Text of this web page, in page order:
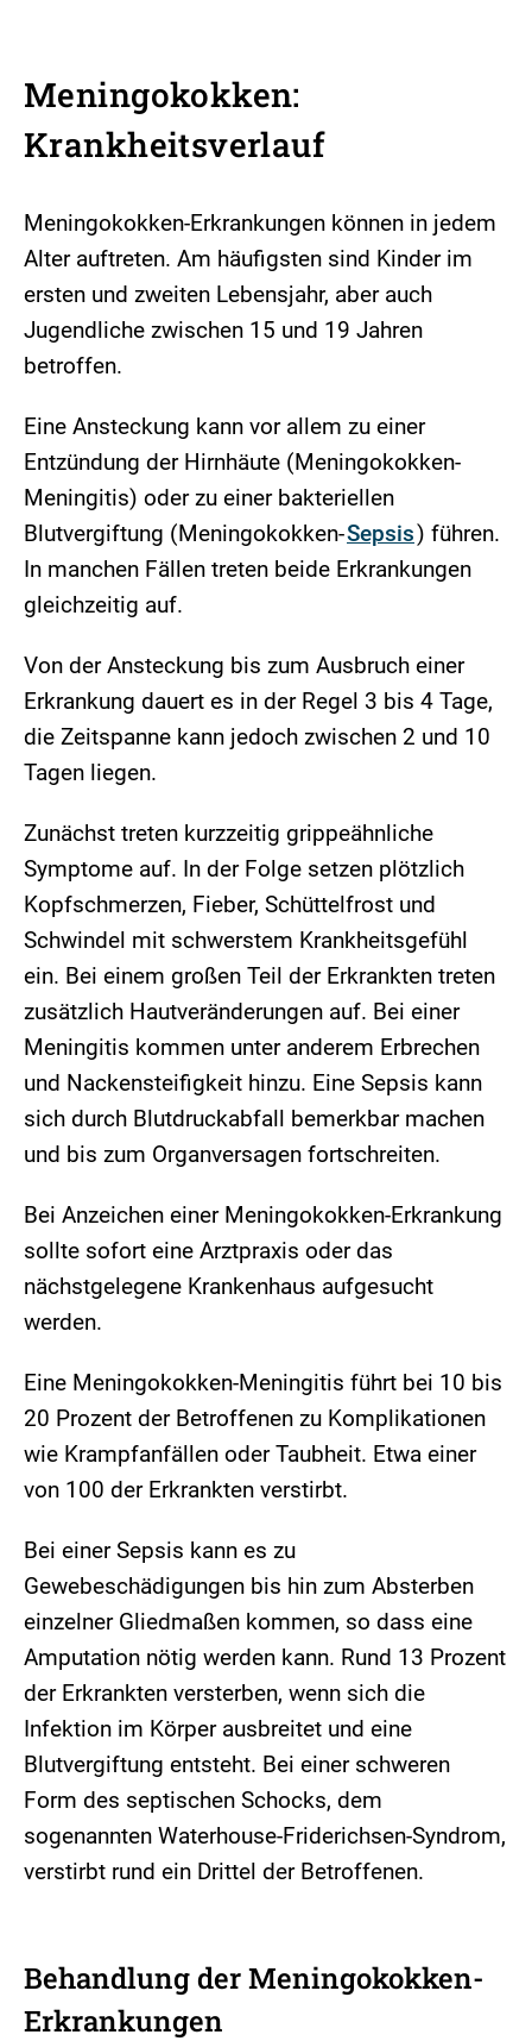
Meningokokken:
Krankheitsverlauf
Meningokokken-Erkrankungen können in jedem
Alter auftreten. Am häufigsten sind Kinder im
ersten und zweiten Lebensjahr, aber auch
Jugendliche zwischen 15 und 19 Jahren
betroffen.
Eine Ansteckung kann vor allem zu einer
Entzündung der Hirnhäute (Meningokokken-
Meningitis) oder zu einer bakteriellen
Blutvergiftung (Meningokokken-Sepsis) führen.
In manchen Fällen treten beide Erkrankungen
gleichzeitig auf.
Von der Ansteckung bis zum Ausbruch einer
Erkrankung dauert es in der Regel 3 bis 4 Tage,
die Zeitspanne kann jedoch zwischen 2 und 10
Tagen liegen.
Zunächst treten kurzzeitig grippeähnliche
Symptome auf. In der Folge setzen plötzlich
Kopfschmerzen, Fieber, Schüttelfrost und
Schwindel mit schwerstem Krankheitsgefühl
ein. Bei einem großen Teil der Erkrankten treten
zusätzlich Hautveränderungen auf. Bei einer
Meningitis kommen unter anderem Erbrechen
und Nackensteifigkeit hinzu. Eine Sepsis kann
sich durch Blutdruckabfall bemerkbar machen
und bis zum Organversagen fortschreiten.
Bei Anzeichen einer Meningokokken-Erkrankung
sollte sofort eine Arztpraxis oder das
nächstgelegene Krankenhaus aufgesucht
werden.
Eine Meningokokken-Meningitis führt bei 10 bis
20 Prozent der Betroffenen zu Komplikationen
wie Krampfanfällen oder Taubheit. Etwa einer
von 100 der Erkrankten verstirbt.
Bei einer Sepsis kann es zu
Gewebeschädigungen bis hin zum Absterben
einzelner Gliedmaßen kommen, so dass eine
Amputation nötig werden kann. Rund 13 Prozent
der Erkrankten versterben, wenn sich die
Infektion im Körper ausbreitet und eine
Blutvergiftung entsteht. Bei einer schweren
Form des septischen Schocks, dem
sogenannten Waterhouse-Friderichsen-Syndrom,
verstirbt rund ein Drittel der Betroffenen.
Behandlung der Meningokokken-
Erkrankungen